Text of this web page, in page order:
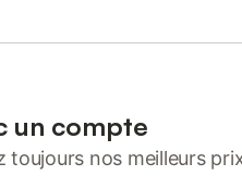
un compte
toujours nos meilleurs